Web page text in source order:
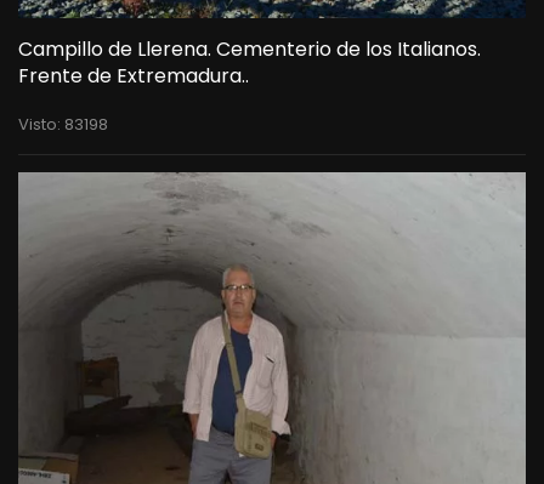
Campillo de Llerena. Cementerio de los Italianos.
Frente de Extremadura..
Visto: 83198